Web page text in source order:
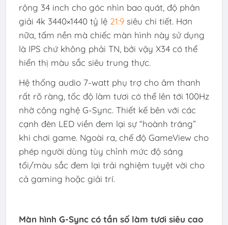
rộng 34 inch cho góc nhìn bao quát, độ phân
giải 4k 3440×1440 tỷ lệ 21:9siêu chi tiết. Hơn
nữa, tấm nền mà chiếc màn hình này sử dụng
là IPS chứ không phải TN, bởi vậy X34 có thể
hiển thị màu sắc siêu trung thực.
Hệ thống audio 7-watt phụ trợ cho âm thanh
rất rõ ràng, tốc độ làm tươi có thể lên tới 100Hz
nhờ công nghệ G-Sync. Thiết kế bên với các
cạnh đèn LED viền đem lại sự “hoành tráng”
khi chơi game. Ngoài ra, chế độ GameView cho
phép người dùng tùy chỉnh mức độ sáng
tối/màu sắc đem lại trải nghiệm tuyệt vời cho
cả gaming hoặc giải trí.
Màn hình G-Sync có tần số làm tươi siêu cao